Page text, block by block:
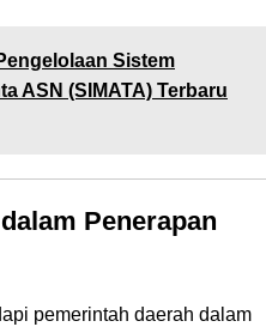
Sistem
ASN (SIMATA) Terbaru
Penerapan
pemerintah daerah dalam